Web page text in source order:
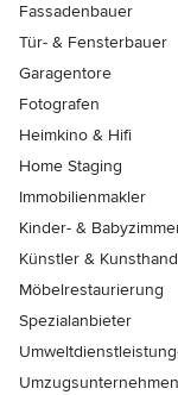
Fassadenbauer
Tür- & Fensterbauer
Garagentore
Fotografen
Heimkino & Hifi
Home Staging
Immobilienmakler
Kinder- &
Künstler &
Möbelrestaurierung
Spezialanbieter
Umzugsunternehmen